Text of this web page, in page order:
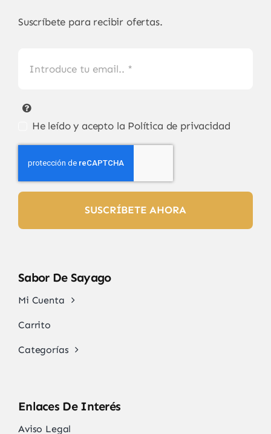
Suscríbete para recibir ofertas.
He leído y acepto la Política de privacidad
SUSCRÍBETE AHORA
Sabor De Sayago
Mi Cuenta
Carrito
Categorías
Enlaces De Interés
Aviso Legal